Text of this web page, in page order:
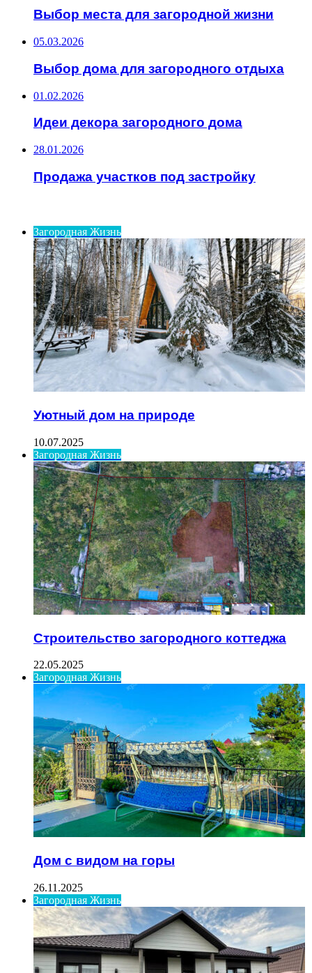
Выбор места для загородной жизни
05.03.2026
Выбор дома для загородного отдыха
01.02.2026
Идеи декора загородного дома
28.01.2026
Продажа участков под застройку
Загородная Жизнь
Уютный дом на природе
10.07.2025
Загородная Жизнь
Строительство загородного коттеджа
22.05.2025
Загородная Жизнь
Дом с видом на горы
26.11.2025
Загородная Жизнь